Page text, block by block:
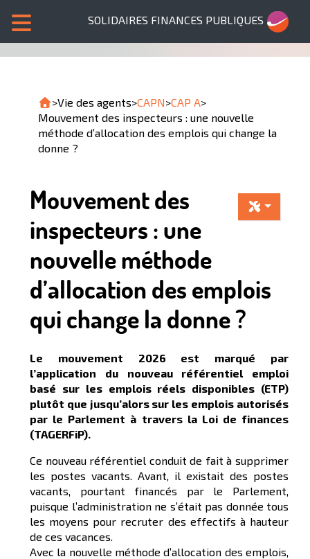
SOLIDAIRES FINANCES PUBLIQUES
>Vie des agents>CAPN>CAP A>
Mouvement des inspecteurs : une nouvelle
méthode d’allocation des emplois qui change la
donne ?
Mouvement des
inspecteurs : une
nouvelle méthode
d’allocation des emplois
qui change la donne ?
Le mouvement 2026 est marqué par
l’application du nouveau référentiel emploi
basé sur les emplois réels disponibles (ETP)
plutôt que jusqu’alors sur les emplois autorisés
par le Parlement à travers la Loi de finances
(TAGERFiP).
Ce nouveau référentiel conduit de fait à supprimer
les postes vacants. Avant, il existait des postes
vacants, pourtant financés par le Parlement,
puisque l’administration ne s’était pas donnée tous
les moyens pour recruter des effectifs à hauteur
de ces vacances.
Avec la nouvelle méthode d’allocation des emplois,